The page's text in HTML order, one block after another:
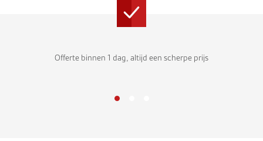
Offerte binnen 1 dag, altijd een scherpe prijs